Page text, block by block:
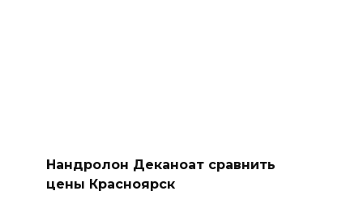
Нандролон Деканоат сравнить
цены Красноярск